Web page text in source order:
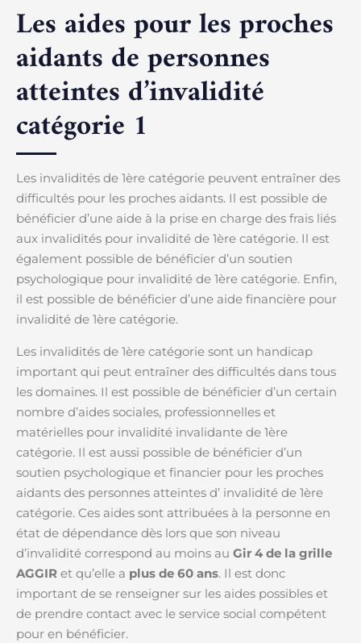
Les aides pour les proches
aidants de personnes
atteintes d’invalidité
catégorie 1
Les invalidités de 1ère catégorie peuvent entraîner des
difficultés pour les proches aidants. Il est possible de
bénéficier d’une aide à la prise en charge des frais liés
aux invalidités pour invalidité de 1ère catégorie. Il est
également possible de bénéficier d’un soutien
psychologique pour invalidité de 1ère catégorie. Enfin,
il est possible de bénéficier d’une aide financière pour
invalidité de 1ère catégorie.
Les invalidités de 1ère catégorie sont un handicap
important qui peut entraîner des difficultés dans tous
les domaines. Il est possible de bénéficier d’un certain
nombre d’aides sociales, professionnelles et
matérielles pour invalidité invalidante de 1ère
catégorie. Il est aussi possible de bénéficier d’un
soutien psychologique et financier pour les proches
aidants des personnes atteintes d’ invalidité de 1ère
catégorie. Ces aides sont attribuées à la personne en
état de dépendance dès lors que son niveau
d’invalidité correspond au moins au Gir 4 de la grille
AGGIR et qu’elle a plus de 60 ans. Il est donc
important de se renseigner sur les aides possibles et
de prendre contact avec le service social compétent
pour en bénéficier.